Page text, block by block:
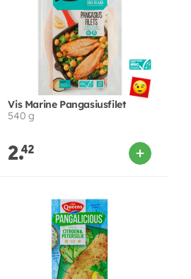
Vis Marine Pangasiusfilet
540 g
2.42